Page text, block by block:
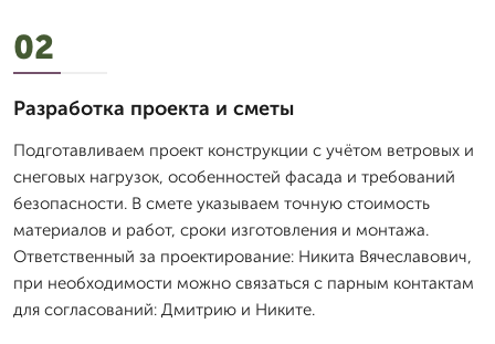
02
Разработка проекта и сметы
Подготавливаем проект конструкции с учётом ветровых и
снеговых нагрузок, особенностей фасада и требований
безопасности. В смете указываем точную стоимость
материалов и работ, сроки изготовления и монтажа.
Ответственный за проектирование: Никита Вячеславович,
при необходимости можно связаться с парным контактам
для согласований: Дмитрию и Никите.